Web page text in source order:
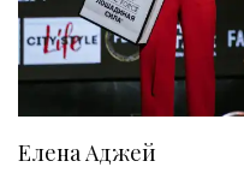
Елена Аджей